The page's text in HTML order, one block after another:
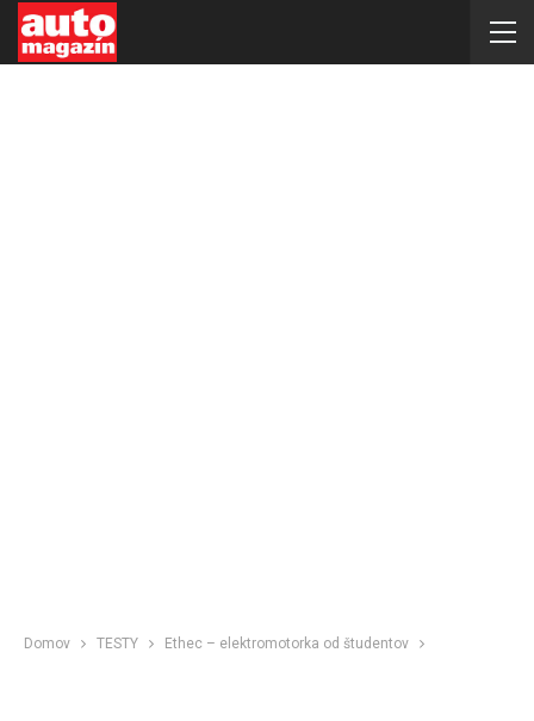
Domov TESTY Ethec – elektromotorka od študentov